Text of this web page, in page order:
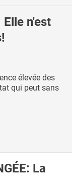
Elle n'est
élevée des
qui peut sans
La